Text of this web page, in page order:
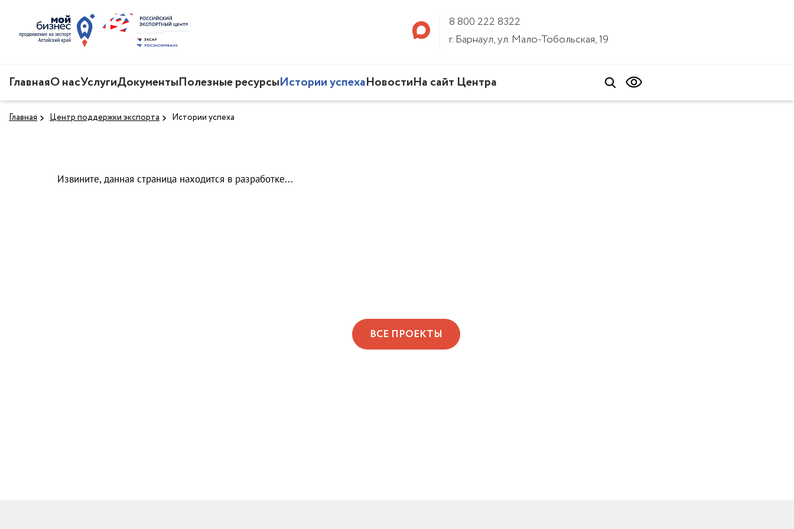
8 800 222 8322
г. Барнаул, ул. Мало-Тобольская, 19
ГлавнаяО насУслугиДокументыПолезные ресурсыИстории успехаНовостиНа сайт Центра
Главная Центр поддержки экспорта Истории успеха
Извините, данная страница находится в разработке...
ВСЕ ПРОЕКТЫ